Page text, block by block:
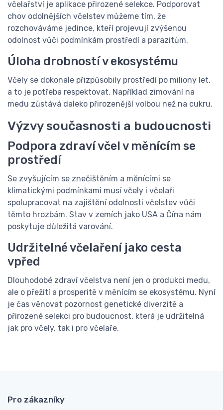
včelařství je aplikace přirozené selekce. Podporovat
chov odolnějších včelstev můžeme tím, že
rozchováváme jedince, kteří projevují zvýšenou
odolnost vůči podmínkám prostředí a parazitům.
Úloha drobností v ekosystému
Včely se dokonale přizpůsobily prostředí po miliony let,
a to je potřeba respektovat. Například zimování na
medu zůstává daleko přirozenější volbou než na cukru.
Výzvy současnosti a budoucnosti
Podpora zdraví včel v měnícím se
prostředí
Se zvyšujícím se znečištěním a měnícími se
klimatickými podmínkami musí včely i včelaři
spolupracovat na zajištění odolnosti včelstev vůči
těmto hrozbám. Stav v zemích jako USA a Čína nám
poskytuje důležitá varování.
Udržitelné včelaření jako cesta
vpřed
Dlouhodobé zdraví včelstva není jen o produkci medu,
ale o přežití a prosperitě v měnícím se ekosystému. Nyní
je čas věnovat pozornost genetické diverzitě a
přirozené selekci pro budoucnost, která je udržitelná
jak pro včely, tak i pro včelaře.
Pro zákazníky